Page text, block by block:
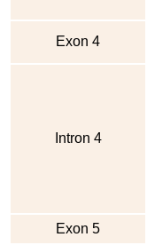
Exon 4
Intron 4
Exon 5